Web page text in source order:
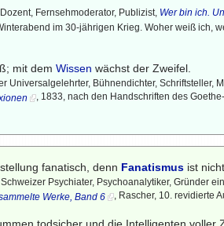
Fernsehmoderator, Publizist, Wer bin ich.
im 30-jährigen Krieg. Woher weiß ich,
mit demWissen wächst der Zweifel.
Universalgelehrter, Bühnendichter, Schriftsteller,
, 1833, nach den Handschriften des
fanatisch, denn Fanatismus ist
Psychiater, Psychoanalytiker, Gründer
Werke, Band 6 , Rascher, 10. revidierte